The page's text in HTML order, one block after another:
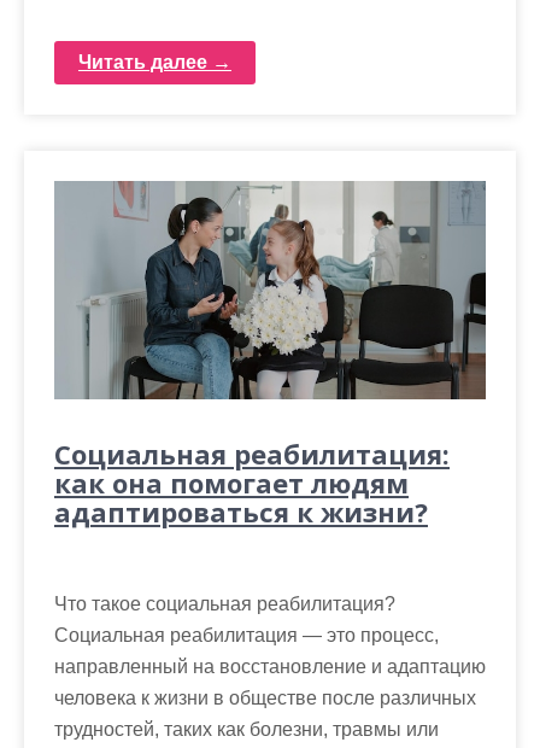
Читать далее →
Социальная реабилитация:
как она помогает людям
адаптироваться к жизни?
Что такое социальная реабилитация?
Социальная реабилитация — это процесс,
направленный на восстановление и адаптацию
человека к жизни в обществе после различных
трудностей, таких как болезни, травмы или